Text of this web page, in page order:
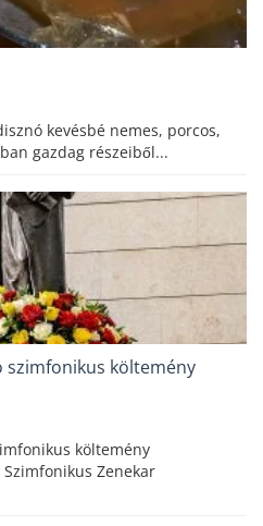
kevésbé nemes, porcos,
gazdag részeiből...
szimfonikus költemény
költemény
Zenekar